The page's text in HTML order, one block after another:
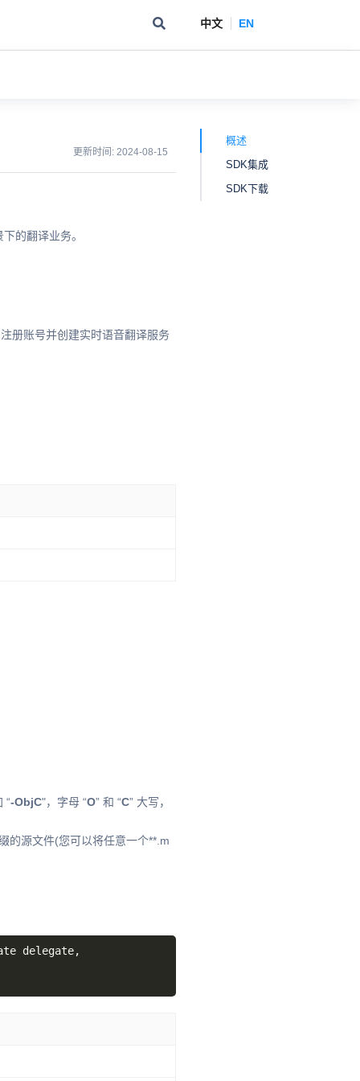
中文 EN
更新时间: 2024-08-15
的翻译业务。
册账号并创建实时语音翻译服务
“-ObjC"，字母 “O” 和 “C” 大写，
的源文件(您可以将任意一个**.m
概述
SDK集成
SDK下载